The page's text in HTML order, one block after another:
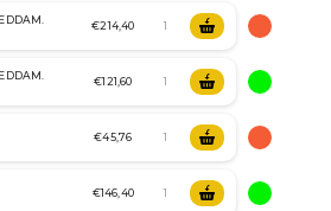
€214,40
€121,60
€45,76
€146,40